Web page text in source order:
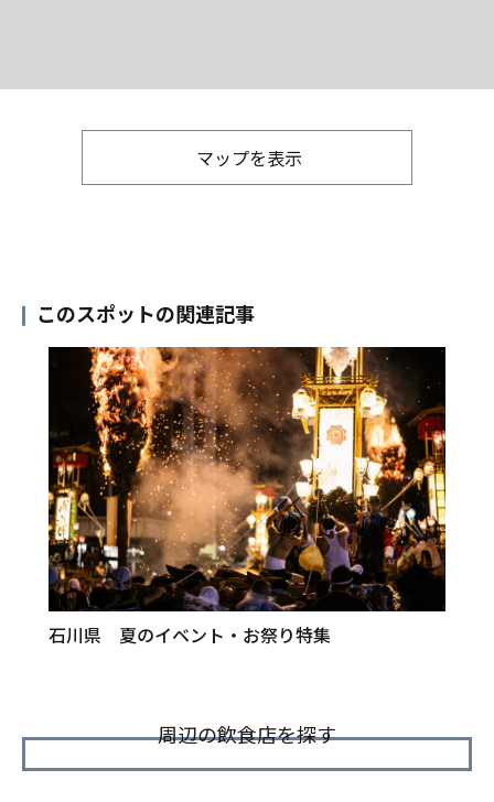
マップを表示
このスポットの関連記事
石川県 夏のイベント・お祭り特集
周辺の飲食店を探す